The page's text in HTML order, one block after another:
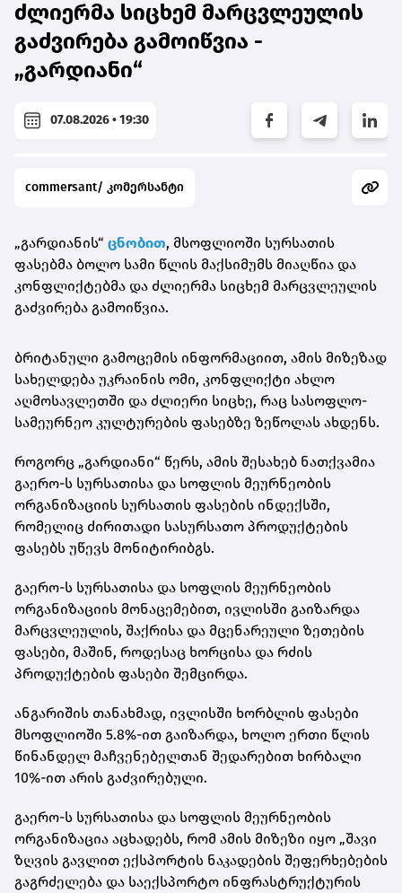
ძლიერმა სიცხემ მარცვლეულის
გაძვირება გამოიწვია -
„გარდიანი“
07.08.2026 • 19:30
commersant/ კომერსანტი
„გარდიანის“ ცნობით, მსოფლიოში სურსათის
ფასებმა ბოლო სამი წლის მაქსიმუმს მიაღწია და
კონფლიქტებმა და ძლიერმა სიცხემ მარცვლეულის
გაძვირება გამოიწვია.
ბრიტანული გამოცემის ინფორმაციით, ამის მიზეზად
სახელდება უკრაინის ომი, კონფლიქტი ახლო
აღმოსავლეთში და ძლიერი სიცხე, რაც სასოფლო-
სამეურნეო კულტურების ფასებზე ზეწოლას ახდენს.
როგორც „გარდიანი“ წერს, ამის შესახებ ნათქვამია
გაერო-ს სურსათისა და სოფლის მეურნეობის
ორგანიზაციის სურსათის ფასების ინდექსში,
რომელიც ძირითადი სასურსათო პროდუქტების
ფასებს უწევს მონიტირიბგს.
გაერო-ს სურსათისა და სოფლის მეურნეობის
ორგანიზაციის მონაცემებით, ივლისში გაიზარდა
მარცვლეულის, შაქრისა და მცენარეული ზეთების
ფასები, მაშინ, როდესაც ხორცისა და რძის
პროდუქტების ფასები შემცირდა.
ანგარიშის თანახმად, ივლისში ხორბლის ფასები
მსოფლიოში 5.8%-ით გაიზარდა, ხოლო ერთი წლის
წინანდელ მაჩვენებელთან შედარებით ხირბალი
10%-ით არის გაძვირებული.
გაერო-ს სურსათისა და სოფლის მეურნეობის
ორგანიზაცია აცხადებს, რომ ამის მიზეზი იყო „შავი
ზღვის გავლით ექსპორტის ნაკადების შეფერხებების
გაგრძელება და საექსპორტო ინფრასტრუქტურის